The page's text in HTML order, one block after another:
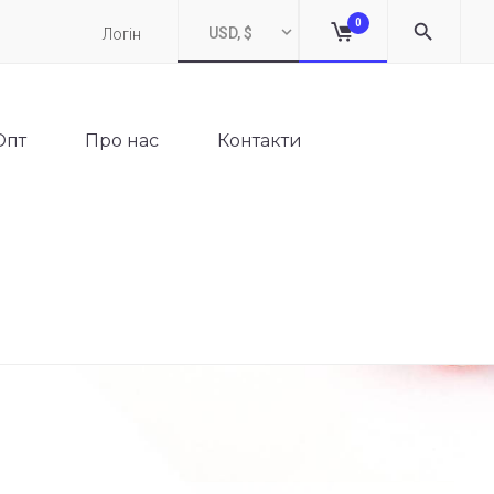
Логін USD, $
0
Про нас Контакти